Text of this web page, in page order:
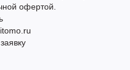
офертой.